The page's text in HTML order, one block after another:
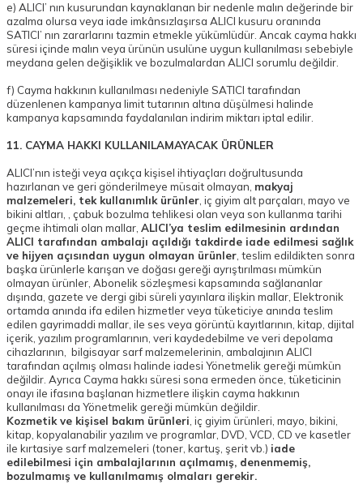
e) ALICI’ nın kusurundan kaynaklanan bir nedenle malın değerinde bir
azalma olursa veya iade imkânsızlaşırsa ALICI kusuru oranında
SATICI’ nın zararlarını tazmin etmekle yükümlüdür. Ancak cayma hakkı
süresi içinde malın veya ürünün usulüne uygun kullanılması sebebiyle
meydana gelen değişiklik ve bozulmalardan ALICI sorumlu değildir.
f) Cayma hakkının kullanılması nedeniyle SATICI tarafından
düzenlenen kampanya limit tutarının altına düşülmesi halinde
kampanya kapsamında faydalanılan indirim miktarı iptal edilir.
11. CAYMA HAKKI KULLANILAMAYACAK ÜRÜNLER
ALICI’nın isteği veya açıkça kişisel ihtiyaçları doğrultusunda
hazırlanan ve geri gönderilmeye müsait olmayan, makyaj
malzemeleri, tek kullanımlık ürünler , iç giyim alt parçaları, mayo ve
bikini altları, , çabuk bozulma tehlikesi olan veya son kullanma tarihi
geçme ihtimali olan mallar, ALICI’ya teslim edilmesinin ardından
ALICI tarafından ambalajı açıldığı takdirde iade edilmesi sağlık
ve hijyen açısından uygun olmayan ürünler , teslim edildikten sonra
başka ürünlerle karışan ve doğası gereği ayrıştırılması mümkün
olmayan ürünler, Abonelik sözleşmesi kapsamında sağlananlar
dışında, gazete ve dergi gibi süreli yayınlara ilişkin mallar, Elektronik
ortamda anında ifa edilen hizmetler veya tüketiciye anında teslim
edilen gayrimaddi mallar, ile ses veya görüntü kayıtlarının, kitap, dijital
içerik, yazılım programlarının, veri kaydedebilme ve veri depolama
cihazlarının, bilgisayar sarf malzemelerinin, ambalajının ALICI
tarafından açılmış olması halinde iadesi Yönetmelik gereği mümkün
değildir. Ayrıca Cayma hakkı süresi sona ermeden önce, tüketicinin
onayı ile ifasına başlanan hizmetlere ilişkin cayma hakkının
kullanılması da Yönetmelik gereği mümkün değildir.
Kozmetik ve kişisel bakım ürünleri , iç giyim ürünleri, mayo, bikini,
kitap, kopyalanabilir yazılım ve programlar, DVD, VCD, CD ve kasetler
ile kırtasiye sarf malzemeleri (toner, kartuş, şerit vb.) iade
edilebilmesi için ambalajlarının açılmamış, denenmemiş,
bozulmamış ve kullanılmamış olmaları gerekir.